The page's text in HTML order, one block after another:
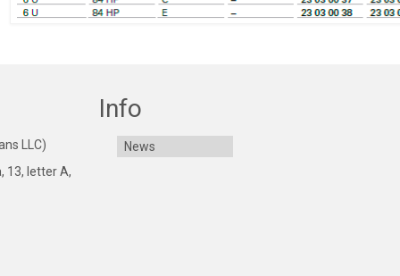
LLC)
13, letter A,
Info
News